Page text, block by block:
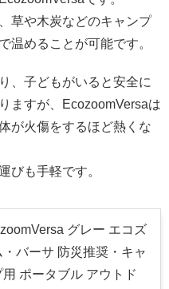
草や木炭などのキャンプ
温めることが可能です。
、子どもがいると安全に
ますが、EcozoomVersaは
が火傷をするほど熱くな
びも手軽です。
グレー エコズ
・バーサ 防災推奨・キャ
用 ポータブル アウトド